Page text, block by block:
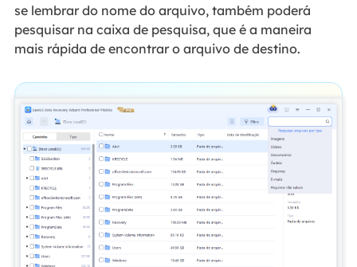
se lembrar do nome do arquivo, também poderá
pesquisar na caixa de pesquisa, que é a maneira
mais rápida de encontrar o arquivo de destino.